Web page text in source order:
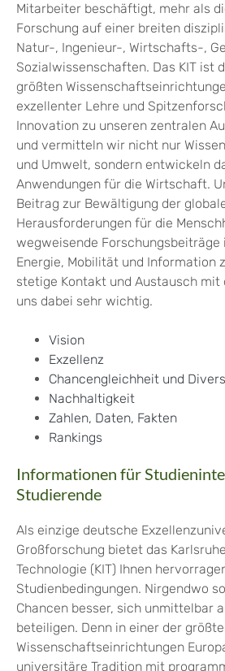
Mitarbeiter beschäftigt, mehr als
Forschung auf einer breiten
Natur-, Ingenieur-, Wirtschafts-,
Sozialwissenschaften. Das KIT ist
größten
exzellenter Lehre und
Innovation zu unseren zentralen
und vermitteln wir nicht nur
und Umwelt, sondern entwickeln
Anwendungen für die Wirtschaft.
Beitrag zur Bewältigung der
Herausforderungen für die
wegweisende Forschungsbeiträge
Energie, Mobilität und Information
stetige Kontakt und Austausch
uns dabei sehr wichtig.
Vision
Exzellenz
Chancengleichheit und
Nachhaltigkeit
Zahlen, Daten, Fakten
Rankings
Informationen für
Studierende
Als einzige deutsche
Großforschung bietet das
Technologie (KIT) Ihnen
Studienbedingungen. Nirgendwo
Chancen besser, sich unmittelbar
beteiligen. Denn in einer der
Wissenschaftseinrichtungen
universitäre Tradition mit